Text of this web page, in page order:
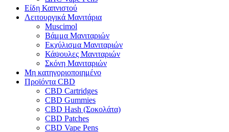
Είδη Καπνιστού
Λειτουργικά Μανιτάρια
Muscimol
Βάμμα Μανιταριών
Εκχύλισμα Μανιταριών
Κάψουλες Μανιταριών
Σκόνη Μανιταριών
Μη κατηγοριοποιημένο
Προϊόντα CBD
CBD Cartridges
CBD Gummies
CBD Hash (Σοκολάτα)
CBD Patches
CBD Vape Pens